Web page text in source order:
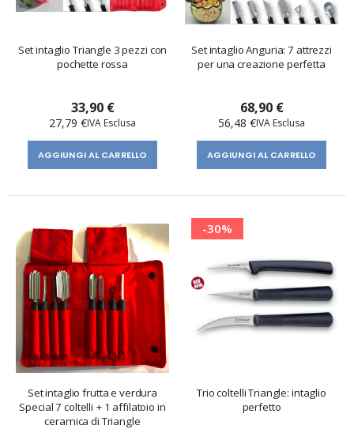
Set intaglio Triangle 3 pezzi con
pochette rossa
33,90 €
27,79 €
AGGIUNGI AL CARRELLO
Set intaglio Anguria: 7 attrezzi
per una creazione perfetta
68,90 €
56,48 €
AGGIUNGI AL CARRELLO
Set intaglio frutta e verdura
Special 7 coltelli + 1 affilatoio in
ceramica di Triangle
-30%
Trio coltelli Triangle: intaglio
perfetto